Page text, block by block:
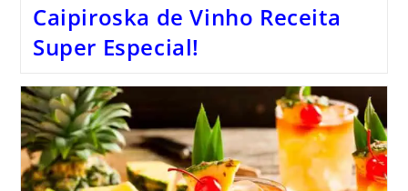
Caipiroska de Vinho Receita
Super Especial!